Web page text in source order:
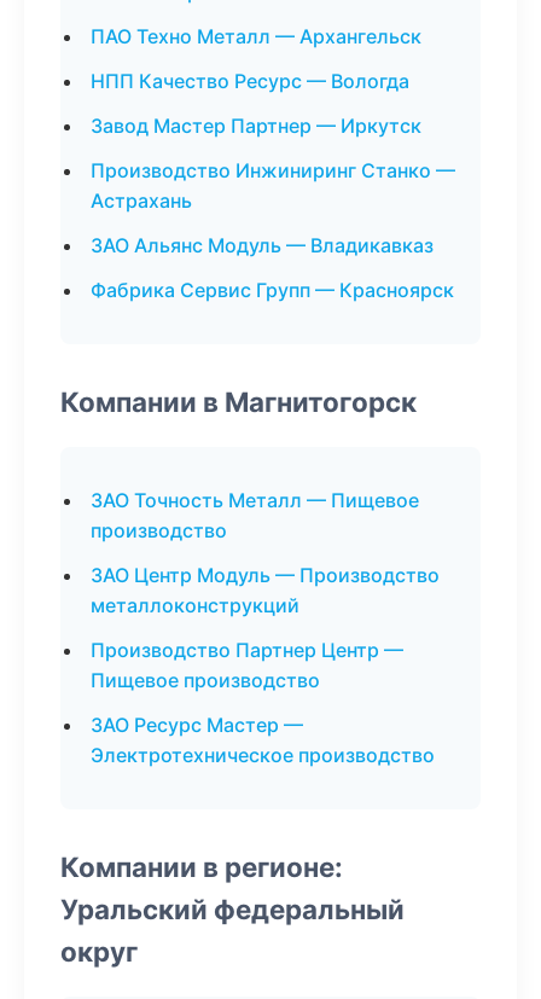
ПАО Техно Металл — Архангельск
НПП Качество Ресурс — Вологда
Завод Мастер Партнер — Иркутск
Производство Инжиниринг Станко —
Астрахань
ЗАО Альянс Модуль — Владикавказ
Фабрика Сервис Групп — Красноярск
Компании в Магнитогорск
ЗАО Точность Металл — Пищевое
производство
ЗАО Центр Модуль — Производство
металлоконструкций
Производство Партнер Центр —
Пищевое производство
ЗАО Ресурс Мастер —
Электротехническое производство
Компании в регионе:
Уральский федеральный
округ